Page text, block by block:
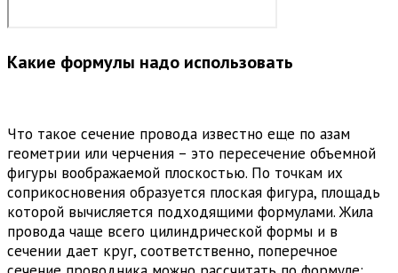
Какие формулы надо использовать
Что такое сечение провода известно еще по азам
геометрии или черчения – это пересечение объемной
фигуры воображаемой плоскостью. По точкам их
соприкосновения образуется плоская фигура, площадь
которой вычисляется подходящими формулами. Жила
провода чаще всего цилиндрической формы и в
сечении дает круг, соответственно, поперечное